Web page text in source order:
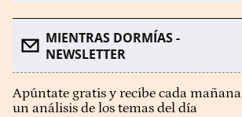
MIENTRAS DORMÍAS -
NEWSLETTER
Apúntate gratis y recibe cada mañana
un análisis de los temas del día